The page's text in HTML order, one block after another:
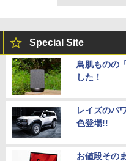
Special Site
鳥肌ものの
した！
レイズのパ
色登場!!
お値段その